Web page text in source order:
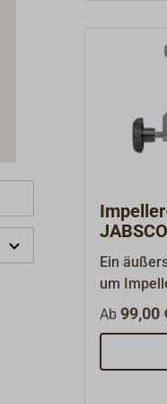
l/
7,3
Siehe
JABSCO
Ein
um
Ab 99,00